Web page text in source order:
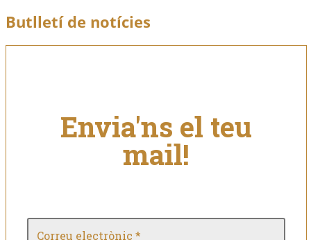
Butlletí de notícies
Envia'ns el teu
mail!